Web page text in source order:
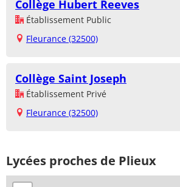
Collège Hubert Reeves
Établissement Public
Fleurance (32500)
Collège Saint Joseph
Établissement Privé
Fleurance (32500)
Lycées proches de Plieux